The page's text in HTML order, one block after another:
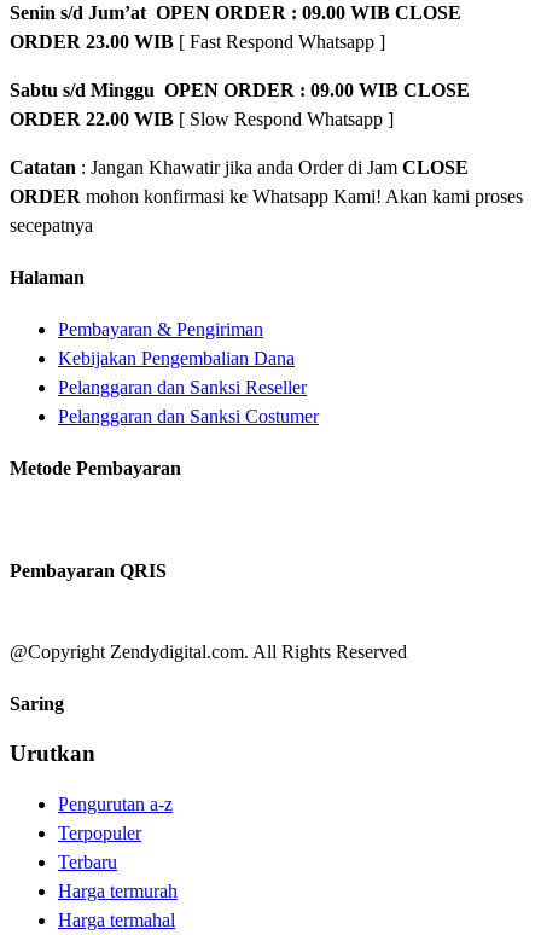
Senin s/d Jum’at OPEN ORDER : 09.00 WIB CLOSE
ORDER 23.00 WIB [ Fast Respond Whatsapp ]
Sabtu s/d Minggu OPEN ORDER : 09.00 WIB CLOSE
ORDER 22.00 WIB [ Slow Respond Whatsapp ]
Catatan : Jangan Khawatir jika anda Order di Jam CLOSE
ORDER mohon konfirmasi ke Whatsapp Kami! Akan kami proses
secepatnya
Halaman
Pembayaran & Pengiriman
Kebijakan Pengembalian Dana
Pelanggaran dan Sanksi Reseller
Pelanggaran dan Sanksi Costumer
Metode Pembayaran
Pembayaran QRIS
@Copyright Zendydigital.com. All Rights Reserved
Saring
Urutkan
Pengurutan a-z
Terpopuler
Terbaru
Harga termurah
Harga termahal